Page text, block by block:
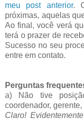
meu post anterior.
próximas, aquelas
Ao final, você verá
terá o prazer de
Sucesso no seu
entre em contato.
Perguntas
a) Não tive
coordenador,
Claro!